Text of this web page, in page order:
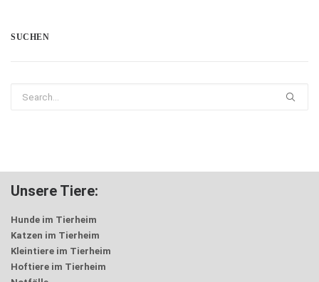
SUCHEN
Unsere Tiere:
Hunde im Tierheim
Katzen im Tierheim
Kleintiere im Tierheim
Hoftiere im Tierheim